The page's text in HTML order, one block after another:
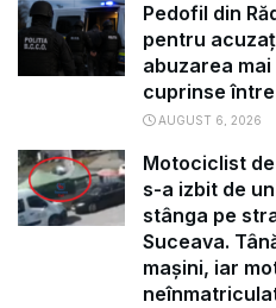
Pedofil din
pentru
abuzarea
cuprinse între
AUGUST 6, 2026
Motociclist
s-a izbit de
stânga pe
Suceava.
mașini, iar